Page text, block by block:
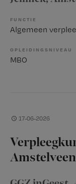
FUNCTIE
Algemeen
OPLEIDINGSNIVEAU
MBO
17-06-2026
Amstelveen